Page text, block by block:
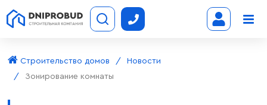
Строительство домов
Новости
Зонирование комнаты